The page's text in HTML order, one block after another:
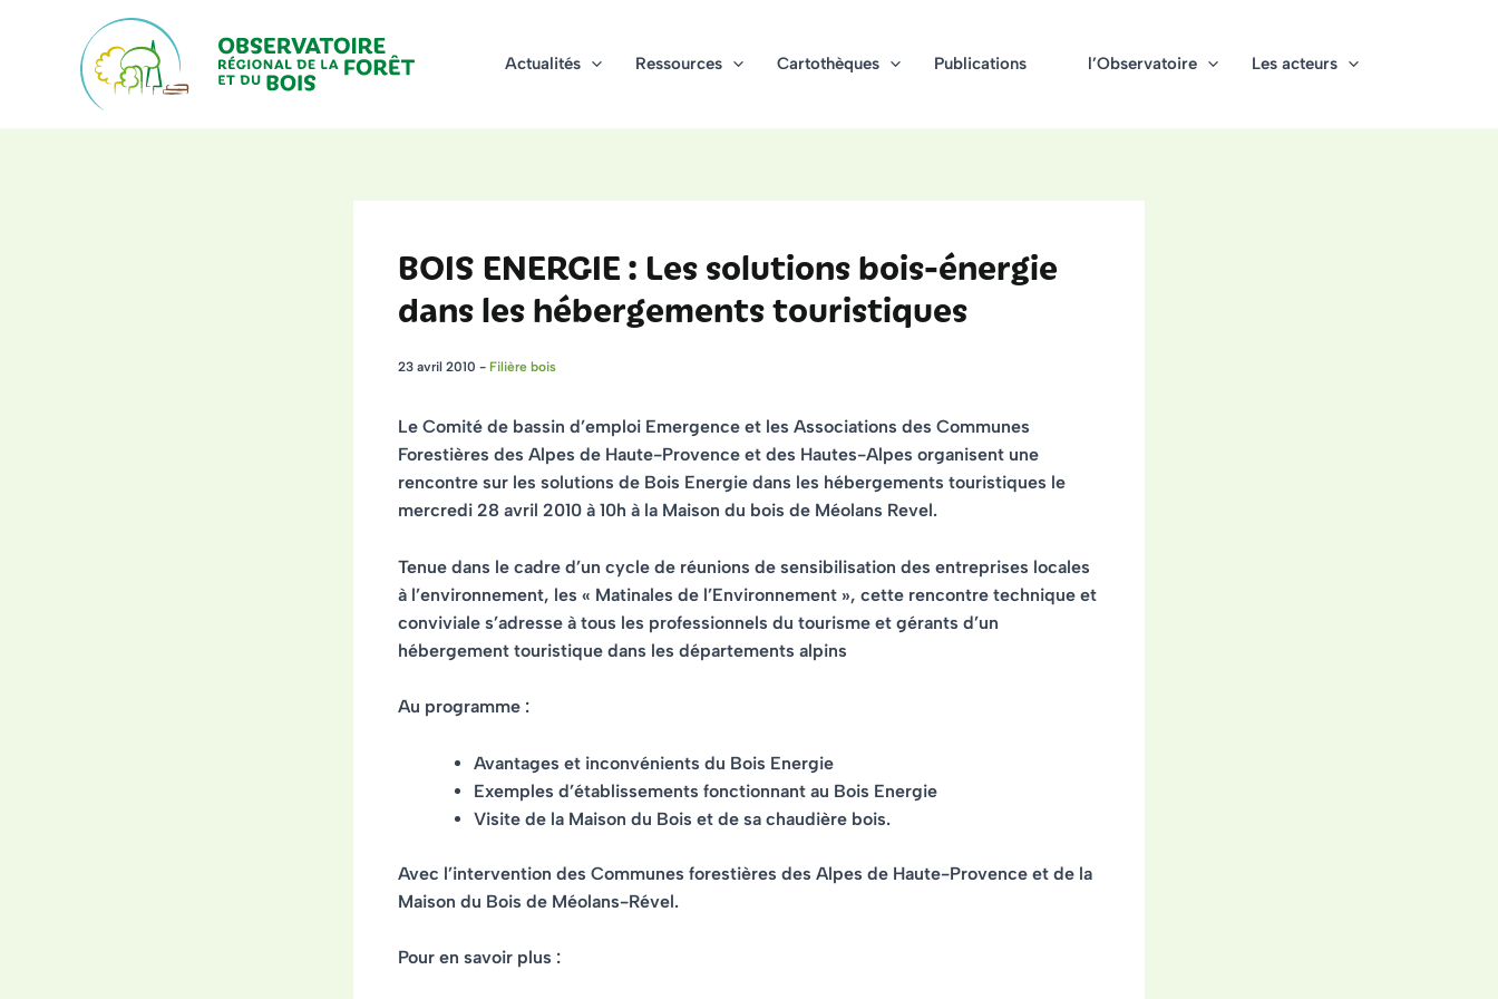
Actualités Ressources Cartothèques Publications l’Observatoire Les acteurs
BOIS ENERGIE : Les solutions bois-énergie
dans les hébergements touristiques
23 avril 2010 - Filière bois
Le Comité de bassin d’emploi Emergence et les Associations des Communes
Forestières des Alpes de Haute-Provence et des Hautes-Alpes organisent une
rencontre sur les solutions de Bois Energie dans les hébergements touristiques le
mercredi 28 avril 2010 à 10h à la Maison du bois de Méolans Revel.
Tenue dans le cadre d’un cycle de réunions de sensibilisation des entreprises locales
à l’environnement, les « Matinales de l’Environnement », cette rencontre technique et
conviviale s’adresse à tous les professionnels du tourisme et gérants d’un
hébergement touristique dans les départements alpins
Au programme :
Avantages et inconvénients du Bois Energie
Exemples d’établissements fonctionnant au Bois Energie
Visite de la Maison du Bois et de sa chaudière bois.
Avec l’intervention des Communes forestières des Alpes de Haute-Provence et de la
Maison du Bois de Méolans-Rével.
Pour en savoir plus :